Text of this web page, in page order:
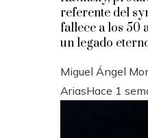
referente del
fallece a los 50
un legado
Miguel Ángel
AriasHace 1